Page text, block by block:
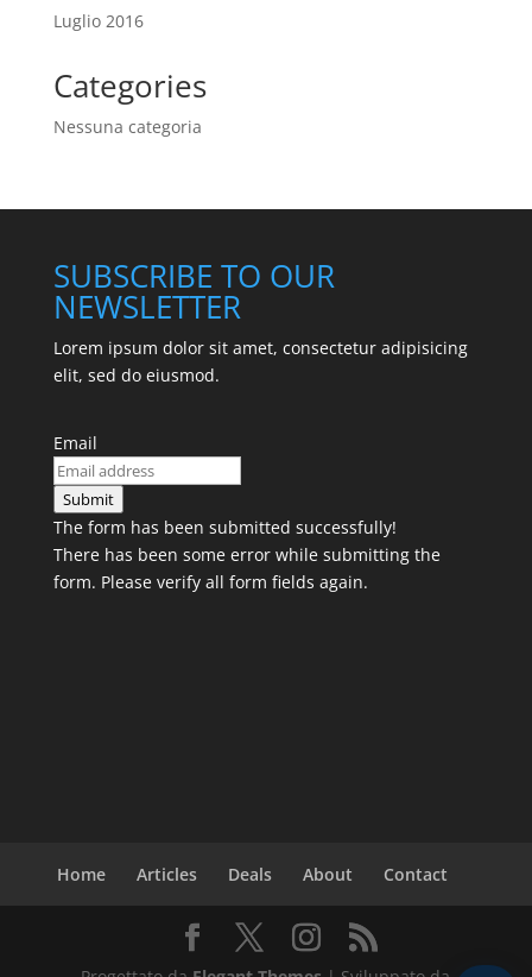
Luglio 2016
Categories
Nessuna categoria
SUBSCRIBE TO OUR
NEWSLETTER
Lorem ipsum dolor sit amet, consectetur adipisicing
elit, sed do eiusmod.
Email
Submit
The form has been submitted successfully!
There has been some error while submitting the
form. Please verify all form fields again.
Home Articles Deals About Contact